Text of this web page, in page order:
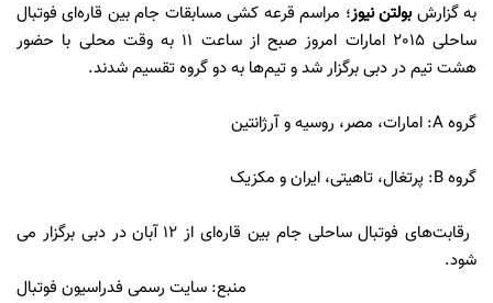
به گزارشبولتن نیوز؛ مراسم قرعه کشی مسابقات جام بین قاره‌ای فوتبال
ساحلی 2015 امارات امروز صبح از ساعت 11 به وقت محلی با حضور
هشت تیم در دبی برگزار شد و تیم‌ها به دو گروه تقسیم شدند.
گروه A: امارات، مصر، روسیه و آرژانتین
گروه B: پرتغال، تاهیتی، ایران و مکزیک
رقابت‌های فوتبال ساحلی جام بین قاره‌ای از 12 آبان در دبی برگزار می
شود.
منبع: سایت رسمی فدراسیون فوتبال